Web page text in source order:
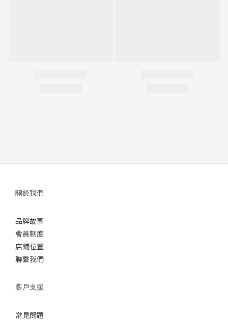
關於我們
品牌故事
會員制度
店鋪位置
聯繫我們
客戶支援
常見問題